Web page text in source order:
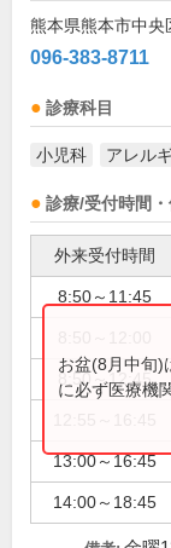
熊本県熊本市中
096-383-8711
診療科目
小児科 アレル
診療/受付時間・
外来受付時間
8:50～11:45
8:50～12:45
13:00～16:45
14:00～18:45
お盆(8月中旬)
に必ず医療機